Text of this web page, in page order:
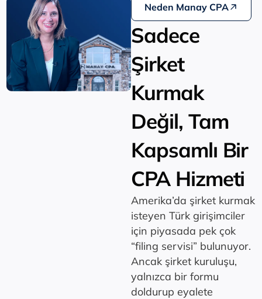
Neden Manay CPA
Sadece
Şirket
Kurmak
Değil, Tam
Kapsamlı Bir
CPA Hizmeti
Amerika’da şirket kurmak
isteyen Türk girişimciler
için piyasada pek çok
“filing servisi” bulunuyor.
Ancak şirket kuruluşu,
yalnızca bir formu
doldurup eyalete